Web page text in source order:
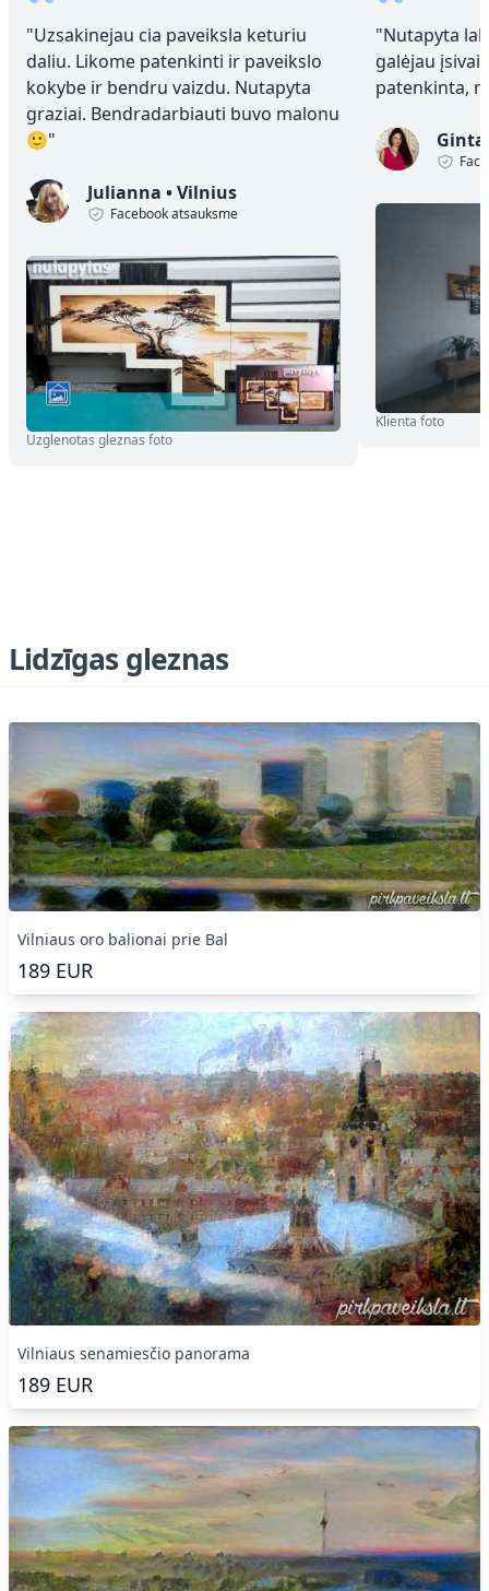
"Uzsakinejau cia paveiksla keturiu
daliu. Likome patenkinti ir paveikslo
kokybe ir bendru vaizdu. Nutapyta
graziai. Bendradarbiauti buvo malonu
🙂"
Julianna •Vilnius
Facebook atsauksme
Uzglenotas gleznas foto
"Nutapyta
galėjau
patenkinta,
Klienta foto
Lidzīgas gleznas
Vilniaus oro balionai prie Bal
189 EUR
Vilniaus senamiesčio panorama
189 EUR